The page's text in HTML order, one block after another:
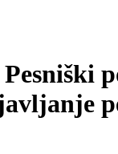
Pesniški